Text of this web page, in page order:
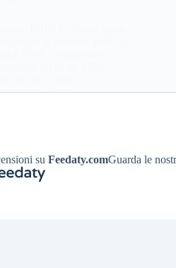
2022
suFeedaty.comGuarda le